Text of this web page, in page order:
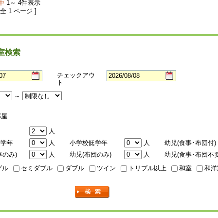
1～ 4件表示
1 ページ ]
検索
チェックアウ
ト
～
人
年
人 小学校低学年 人 幼児(食事･布団付)
のみ)
人 幼児(布団のみ) 人 幼児(食事･布団不
ル
セミダブル ダブル ツイン トリプル以上 和室 和